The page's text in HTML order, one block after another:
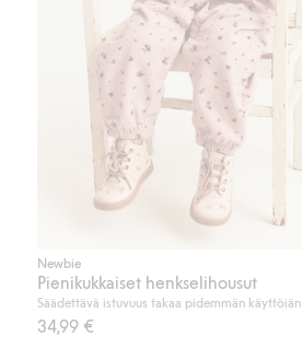
Newbie
Pienikukkaiset henkselihousut
Säädettävä istuvuus takaa pidemmän käyttöiän
34,99 €